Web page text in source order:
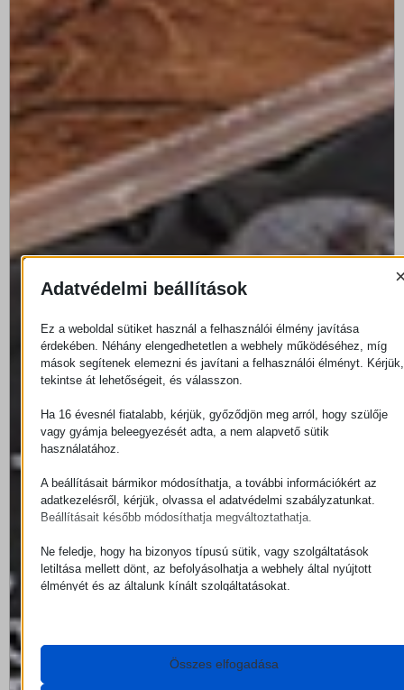
Adatvédelmi beállítások
Ez a weboldal sütiket használ a felhasználói élmény javítása
érdekében. Néhány elengedhetetlen a webhely működéséhez, míg
mások segítenek elemezni és javítani a felhasználói élményt. Kérjük,
tekintse át lehetőségeit, és válasszon.
Ha 16 évesnél fiatalabb, kérjük, győződjön meg arról, hogy szülője
vagy gyámja beleegyezését adta, a nem alapvető sütik
használatához.
A beállításait bármikor módosíthatja, a további információkért az
adatkezelésről, kérjük, olvassa el adatvédelmi szabályzatunkat.
Beállításait később módosíthatja megváltoztathatja.
Ne feledje, hogy ha bizonyos típusú sütik, vagy szolgáltatások
letiltása mellett dönt, az befolyásolhatja a webhely által nyújtott
élményét és az általunk kínált szolgáltatásokat.
Az alapvető sütik és szolgáltatások biztosítják az oldal megfelelő
működéséhez. Ezek a sütik és szolgáltatások a GDPR szerint
Összes elfogadása